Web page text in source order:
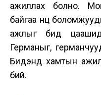
ажиллах болно.
байгаа нөөц
ажлыг бид
Германыг,
Бидэнд хамтын
бий.